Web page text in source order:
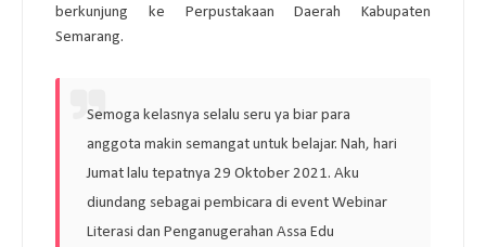
berkunjung ke Perpustakaan Daerah Kabupaten
Semarang.
Semoga kelasnya selalu seru ya biar para
anggota makin semangat untuk belajar. Nah, hari
Jumat lalu tepatnya 29 Oktober 2021. Aku
diundang sebagai pembicara di event Webinar
Literasi dan Penganugerahan Assa Edu